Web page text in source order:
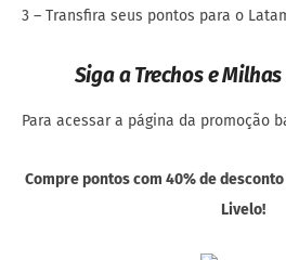
3 – Transfira seus pontos para o
Siga a Trechos e
Para acessar a página da promoção
Compre pontos com 40% de
Livelo!